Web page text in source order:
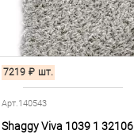
7219 ₽ шт.
Арт.140543
Shaggy Viva 1039 1 32106